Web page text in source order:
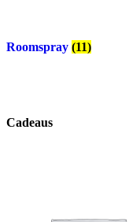
Roomspray (11)
Cadeaus